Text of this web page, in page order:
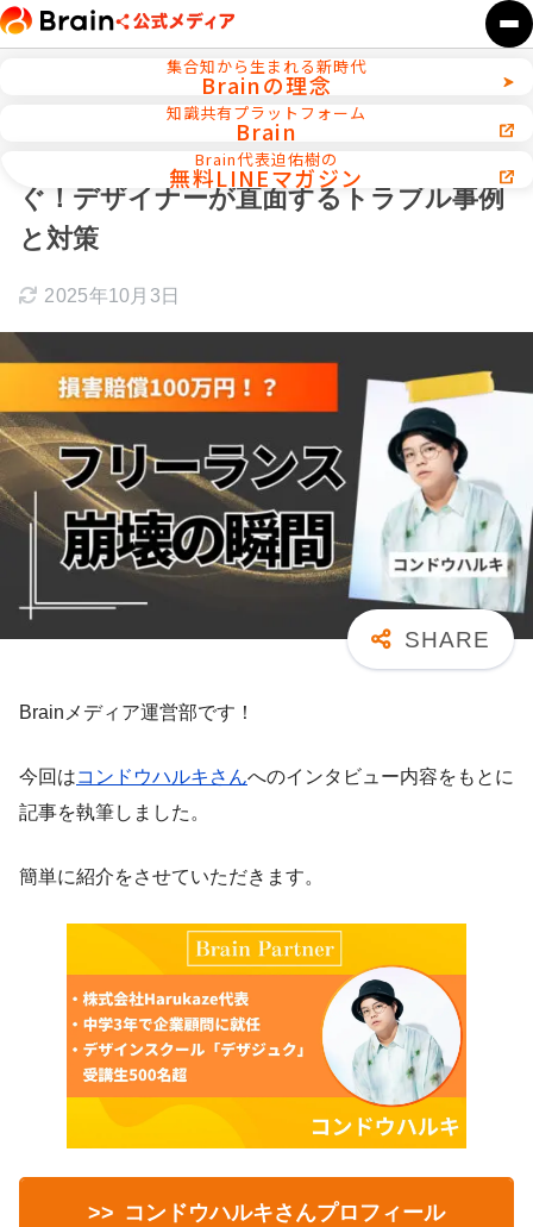
集合知から生まれる新時代
Brainの理念
知識共有プラットフォーム
Brain
Brain代表迫佑樹の
無料LINEマガジン
Webデザイン／WEB制作
フリーランス未払い・修正無限地獄を防
ぐ！デザイナーが直面するトラブル事例
と対策
2025年10月3日
Brainメディア運営部です！
今回はコンドウハルキさんへのインタビュー内容をもとに
記事を執筆しました。
簡単に紹介をさせていただきます。
>> コンドウハルキさんプロフィール